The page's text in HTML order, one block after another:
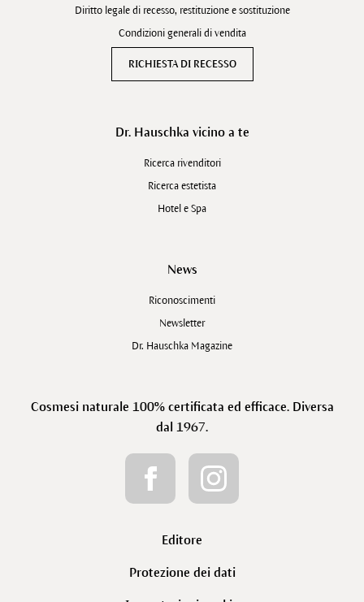
Diritto legale di recesso, restituzione e sostituzione
Condizioni generali di vendita
RICHIESTA DI RECESSO
Dr. Hauschka vicino a te
Ricerca rivenditori
Ricerca estetista
Hotel e Spa
News
Riconoscimenti
Newsletter
Dr. Hauschka Magazine
Cosmesi naturale 100% certificata ed efficace. Diversa
dal 1967.
Editore
Protezione dei dati